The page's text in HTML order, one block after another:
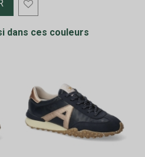
dans ces couleurs